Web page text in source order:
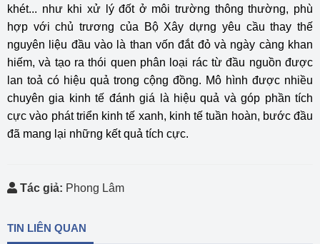
khét... như khi xử lý đốt ở môi trường thông thường, phù
hợp với chủ trương của Bộ Xây dựng yêu cầu thay thế
nguyên liệu đầu vào là than vốn đắt đỏ và ngày càng khan
hiếm, và tạo ra thói quen phân loại rác từ đầu nguồn được
lan toả có hiệu quả trong cộng đồng. Mô hình được nhiều
chuyên gia kinh tế đánh giá là hiệu quả và góp phần tích
cực vào phát triển kinh tế xanh, kinh tế tuần hoàn, bước đầu
đã mang lại những kết quả tích cực.
Tác giả: Phong Lâm
TIN LIÊN QUAN